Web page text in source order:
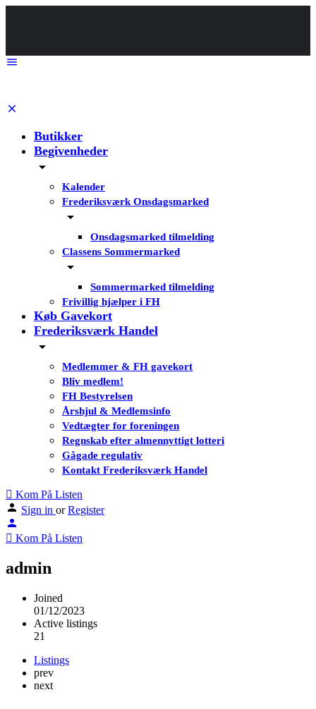
Butikker
Begivenheder
Kalender
Frederiksværk Onsdagsmarked
Onsdagsmarked tilmelding
Classens Sommermarked
Sommermarked tilmelding
Frivillig hjælper i FH
Køb Gavekort
Frederiksværk Handel
Medlemmer & FH gavekort
Bliv medlem!
FH Bestyrelsen
Årshjul & Medlemsinfo
Vedtægter for foreningen
Regnskab efter almennyttigt lotteri
Gågade regulativ
Kontakt Frederiksværk Handel
Kom På Listen
Sign in or Register
Kom På Listen
admin
Joined
01/12/2023
Active listings
21
Listings
prev
next